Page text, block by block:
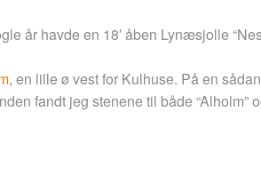
år havde en 18′ åben Lynæsjolle
, en lille ø vest for Kulhuse. På en
fandt jeg stenene til både “Alholm”